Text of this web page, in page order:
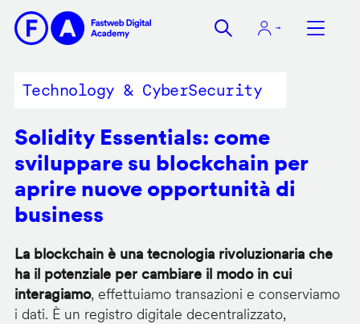
contenuto
Technology & CyberSecurity
Solidity Essentials: come
sviluppare su blockchain per
aprire nuove opportunità di
business
La blockchain è una tecnologia rivoluzionaria che
ha il potenziale per cambiare il modo in cui
interagiamo, effettuiamo transazioni e conserviamo
i dati. È un registro digitale decentralizzato,